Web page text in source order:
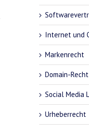
Internet und
Markenrecht
Domain-Recht
Social Media
Urheberrecht